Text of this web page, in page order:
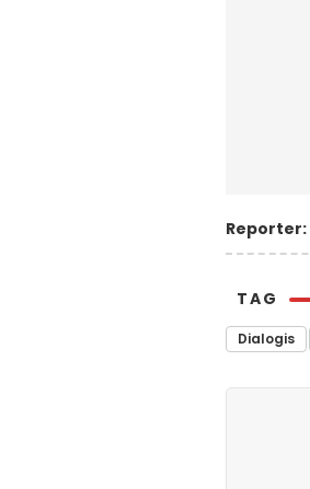
Reporter:
TAG
Dialogis